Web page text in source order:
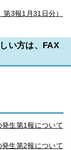
3報1月31日分）
い方は、FAX
生第1報について
生第2報について